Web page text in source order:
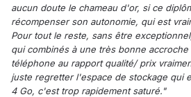
aucun doute le chameau d'or, si ce
récompenser son autonomie, qui est
Pour tout le reste, sans être
qui combinés à une très bonne
téléphone au rapport qualité/ prix
juste regretter l'espace de stockage qui
4 Go, c'est trop rapidement saturé."